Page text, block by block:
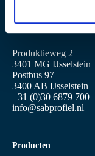
Produktieweg 2
3401 MG IJsselstein
Postbus 97
3400 AB IJsselstein
+31 (0)30 6879 700
info@sabprofiel.nl
Producten